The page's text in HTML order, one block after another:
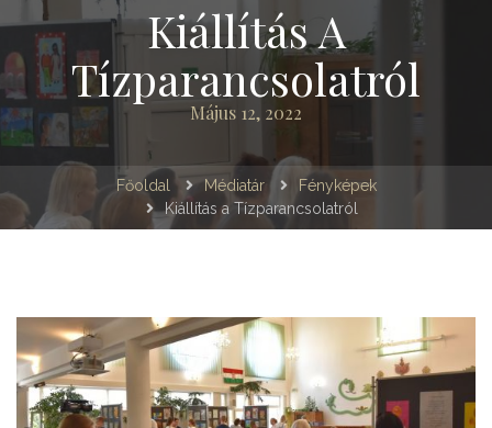
Kiállítás A
Tízparancsolatról
Május 12, 2022
Főoldal Médiatár
Fényképek
Kiállítás a Tízparancsolatról